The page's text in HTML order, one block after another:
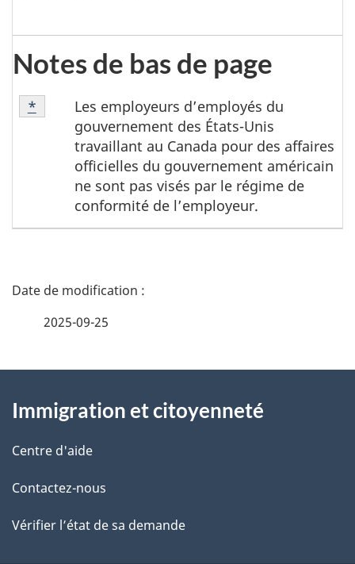
Notes de bas de page
Note
de
Les employeurs d’employés du
gouvernement des États-Unis
travaillant au Canada pour des affaires
officielles du gouvernement américain
ne sont pas visés par le régime de
conformité de l’employeur.
Retour à la référence de la note de bas de page
*
n
e
d
t
t
e
D
i
l
s
d
2025-09-25
propos
de
ce
site
Immigration et citoyenneté
Centre d'aide
Contactez-nous
Vérifier l’état de sa demande